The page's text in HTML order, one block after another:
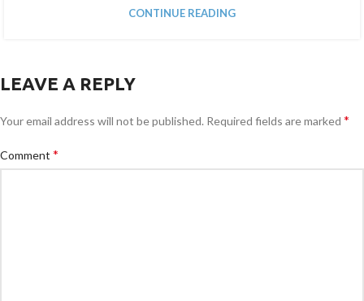
CONTINUE READING
LEAVE A REPLY
Your email address will not be published. Required fields are marked *
Comment *